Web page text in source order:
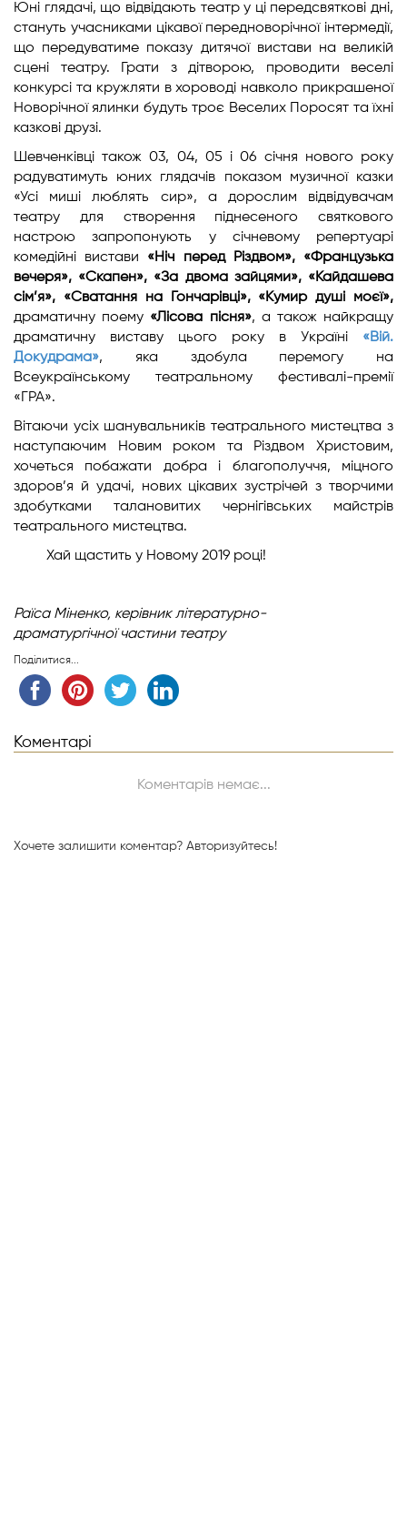
Юні глядачі, що відвідають театр у ці передсвяткові дні,
стануть учасниками цікавої передноворічної інтермедії,
що передуватиме показу дитячої вистави на великій
сцені театру. Грати з дітворою, проводити веселі
конкурсі та кружляти в хороводі навколо прикрашеної
Новорічної ялинки будуть троє Веселих Поросят та їхні
казкові друзі.
Шевченківці також 03, 04, 05 і 06 січня нового року
радуватимуть юних глядачів показом музичної казки
«Усі миші люблять сир», а дорослим відвідувачам
театру для створення піднесеного святкового
настрою запропонують у січневому репертуарі
комедійні вистави «Ніч перед Різдвом», «Французька
вечеря», «Скапен», «За двома зайцями», «Кайдашева
сім’я», «Сватання на Гончарівці», «Кумир душі моєї»,
драматичну поему «Лісова пісня», а також найкращу
драматичну виставу цього року в Україні «Вій.
Докудрама», яка здобула перемогу на
Всеукраїнському театральному фестивалі-премії
«ГРА».
Вітаючи усіх шанувальників театрального мистецтва з
наступаючим Новим роком та Різдвом Христовим,
хочеться побажати добра і благополуччя, міцного
здоров’я й удачі, нових цікавих зустрічей з творчими
здобутками талановитих чернігівських майстрів
театрального мистецтва.
Хай щастить у Новому 2019 році!
Раїса Міненко, керівник літературно-
драматургічноїчастини театру
Поділитися...
Коментарі
Коментарів немає...
Хочете залишити коментар? Авторизуйтесь!